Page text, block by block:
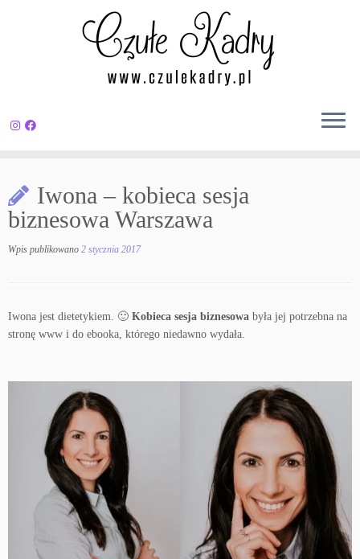
treści
Iwona – kobieca sesja
biznesowa Warszawa
Wpis publikowano 2 stycznia 2017
Iwona jest dietetykiem. 🙂 Kobieca sesja biznesowa była jej potrzebna na
stronę www i do ebooka, którego niedawno wydała.